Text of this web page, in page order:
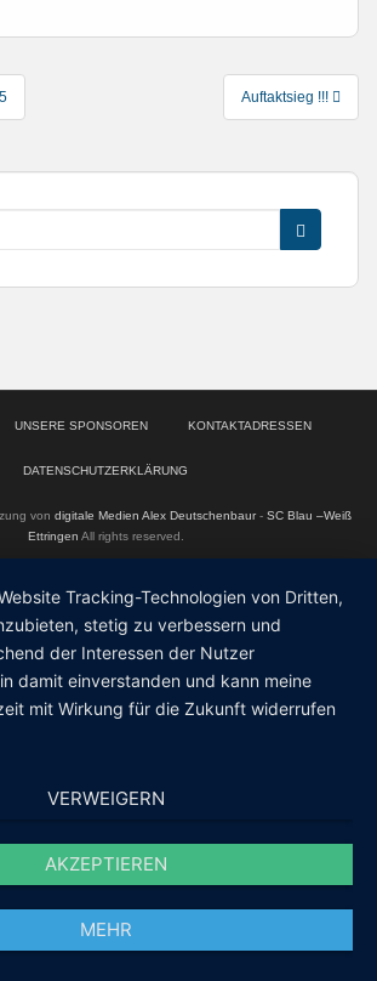
Auftaktsieg !!!
UNSERE SPONSOREN KONTAKTADRESSEN
DATENSCHUTZERKLÄRUNG
von digitale Medien Alex Deutschenbaur- SC Blau –Weiß
Ettringen All rights reserved.
Tracking-Technologien von Dritten,
stetig zu verbessern und
der Interessen der Nutzer
damit einverstanden und kann meine
mit Wirkung für die Zukunft widerrufen
VERWEIGERN
AKZEPTIEREN
MEHR